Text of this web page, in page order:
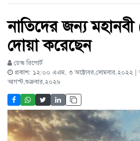
নাতিদের জন্য
দোয়া করেছেন
ডেস্ক রিপোর্ট
প্রকাশ: ১২:০০ এএম, ৩ অক্টোবর,সোমবার,২০২২
আগস্ট,শুক্রবার,২০২৬